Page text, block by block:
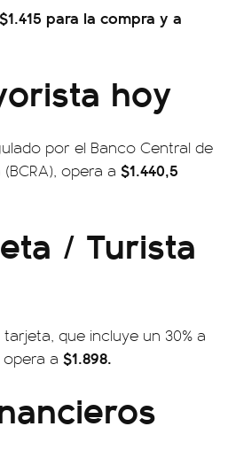
para la compra y a
hoy
por el Banco Central de
opera a $1.440,5
/ Turista
que incluye un 30% a
a $1.898.